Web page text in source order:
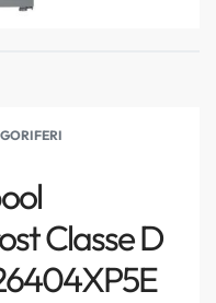
Classe D